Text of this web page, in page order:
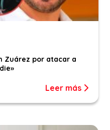
Zuárez por atacar a
Leer más